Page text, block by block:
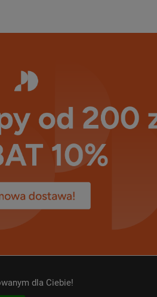
dla Ciebie!